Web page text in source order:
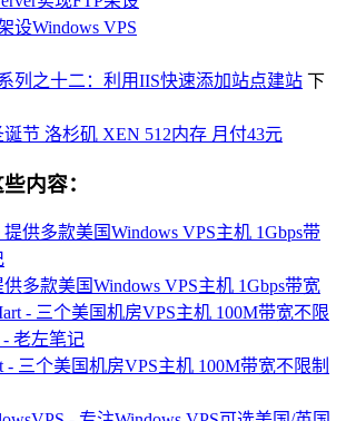
设Windows VPS
列之十二：利用IIS快速添加站点建站 下
诞节 洛杉矶 XEN 512内存 月付43元
内容：
供多款美国Windows VPS主机 1Gbps带宽
- 三个美国机房VPS主机 100M带宽不限制